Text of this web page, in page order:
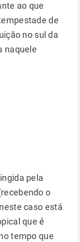
ao que
de
no sul da
naquele
pela
o
caso está
que é
tempo que